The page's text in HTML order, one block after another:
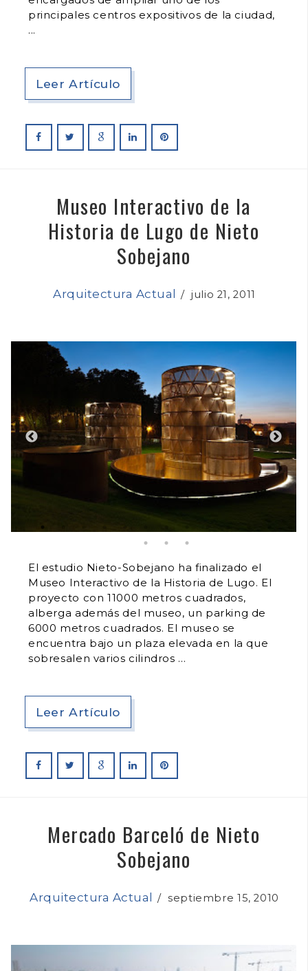
principales centros expositivos de la ciudad,
Leer Artículo
Museo Interactivo de la
Historia de Lugo de Nieto
Sobejano
Arquitectura Actual /julio 21, 2011
El estudio Nieto-Sobejano ha finalizado el
Museo Interactivo de la Historia de Lugo. El
proyecto con 11000 metros cuadrados,
alberga además del museo, un parking de
6000 metros cuadrados. El museo se
encuentra bajo un plaza elevada en la que
sobresalen varios cilindros
Leer Artículo
Mercado Barceló de Nieto
Sobejano
Arquitectura Actual /septiembre 15, 2010